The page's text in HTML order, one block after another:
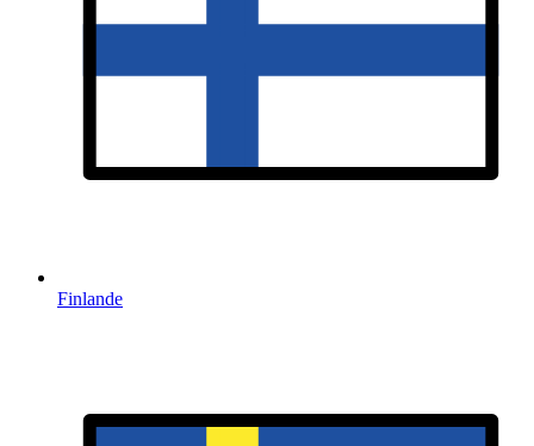
Finlande